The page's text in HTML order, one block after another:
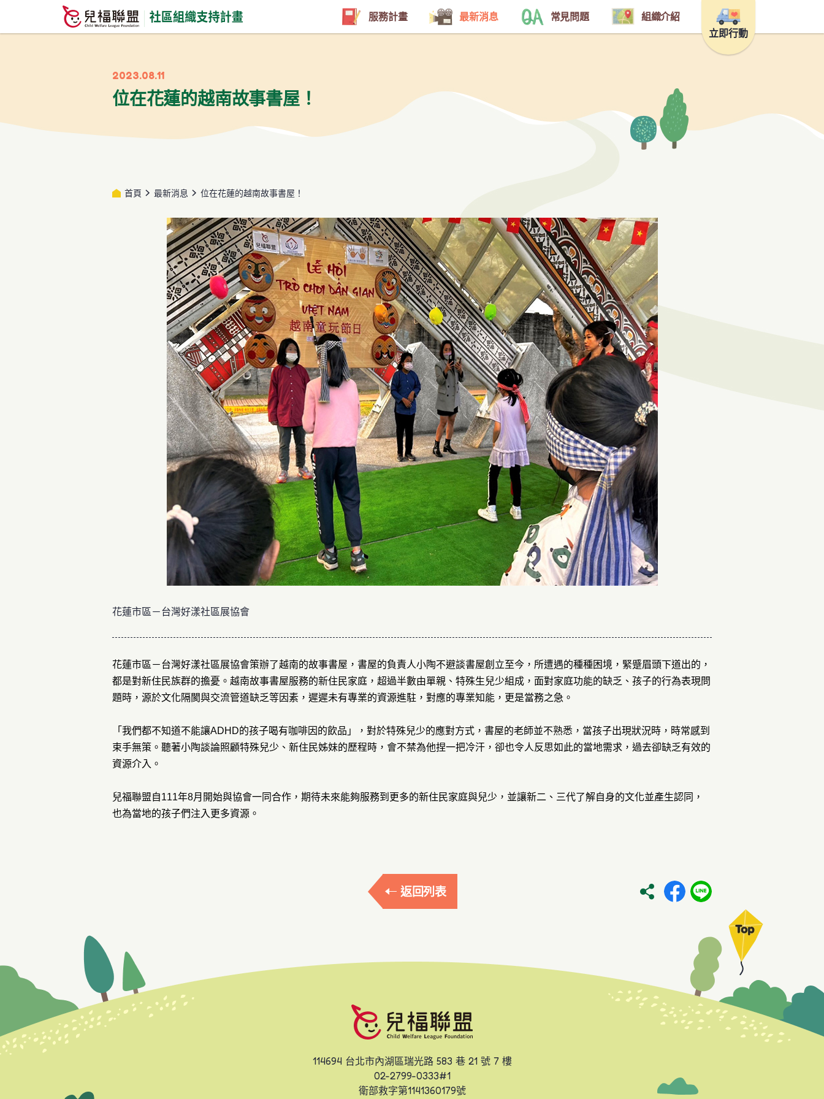
服務計畫 最新消息 常見問題
組織介紹
立即行動
2023.08.11
位在花蓮的越南故事書屋！
首頁 最新消息 位在花蓮的越南故事書屋！
花蓮市區－台灣好漾社區展協會
花蓮市區－台灣好漾社區展協會策辦了越南的故事書屋，書屋的負責人小陶不避談書屋創立至今，所遭遇的種種困境，緊蹙眉頭下道出的，
都是對新住民族群的擔憂。越南故事書屋服務的新住民家庭，超過半數由單親、特殊生兒少組成，面對家庭功能的缺乏、孩子的行為表現問
題時，源於文化隔閡與交流管道缺乏等因素，遲遲未有專業的資源進駐，對應的專業知能，更是當務之急。
「我們都不知道不能讓ADHD的孩子喝有咖啡因的飲品」，對於特殊兒少的應對方式，書屋的老師並不熟悉，當孩子出現狀況時，時常感到
束手無策。聽著小陶談論照顧特殊兒少、新住民姊妹的歷程時，會不禁為他捏一把冷汗，卻也令人反思如此的當地需求，過去卻缺乏有效的
資源介入。
兒福聯盟自111年8月開始與協會一同合作，期待未來能夠服務到更多的新住民家庭與兒少，並讓新二、三代了解自身的文化並產生認同，
也為當地的孩子們注入更多資源。
返回列表
114694 台北市內湖區瑞光路 583 巷 21 號 7 樓
02-2799-0333#1
衛部救字第1141360179號